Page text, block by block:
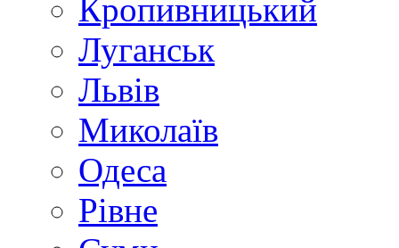
Кропивницький
Луганськ
Львів
Миколаїв
Одеса
Рівне